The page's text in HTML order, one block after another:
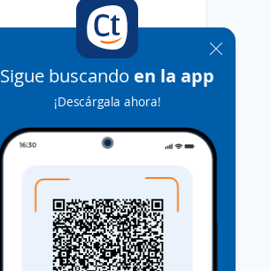
Sigue buscando en la app
¡Descárgala ahora!